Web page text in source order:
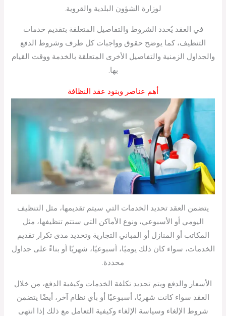
لوزارة الشؤون البلدية والقروية.
في العقد يُحدد الشروط والتفاصيل المتعلقة بتقديم خدمات
التنظيف، كما يوضح حقوق وواجبات كل طرف وشروط الدفع
والجداول الزمنية والتفاصيل الأخرى المتعلقة بالخدمة ووقت القيام
بها.
أهم عناصر وبنود عقد النظافة
يتضمن العقد تحديد الخدمات التي سيتم تقديمها، مثل التنظيف
اليومي أو الأسبوعي، ونوع الأماكن التي ستتم تنظيفها، مثل
المكاتب أو المنازل أو المباني التجارية وتحديد مدى تكرار تقديم
الخدمات، سواء كان ذلك يوميًا، أسبوعيًا، شهريًا أو بناءً على جداول
محددة.
الأسعار والدفع ويتم تحديد تكلفة الخدمات وكيفية الدفع، من خلال
العقد سواء كانت شهريًا، أسبوعيًا أو بأي نظام آخر، أيضًا يتضمن
شروط الإلغاء وسياسة الإلغاء وكيفية التعامل مع ذلك إذا انتهى